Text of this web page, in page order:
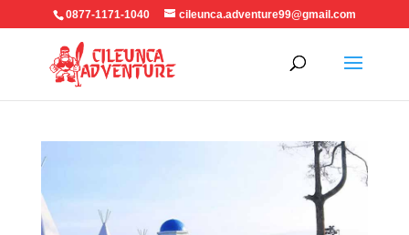
0877-1171-1040 cileunca.adventure99@gmail.com